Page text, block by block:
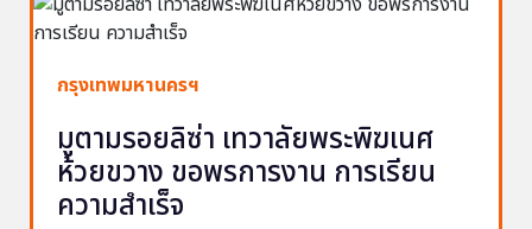
กรุงเทพมหานครฯ
มูตามรอยลิซ่า เทวาลัยพระพิฆเนศ
ห้วยขวาง ขอพรการงาน การเรียน
ความสำเร็จ